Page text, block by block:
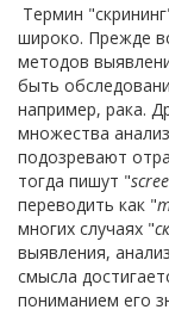
Термин
широко. Прежде
методов
быть
например, рака.
множества
подозревают
тогда пишут "
переводить как "
многих случаях "
выявления,
смысла
пониманием его